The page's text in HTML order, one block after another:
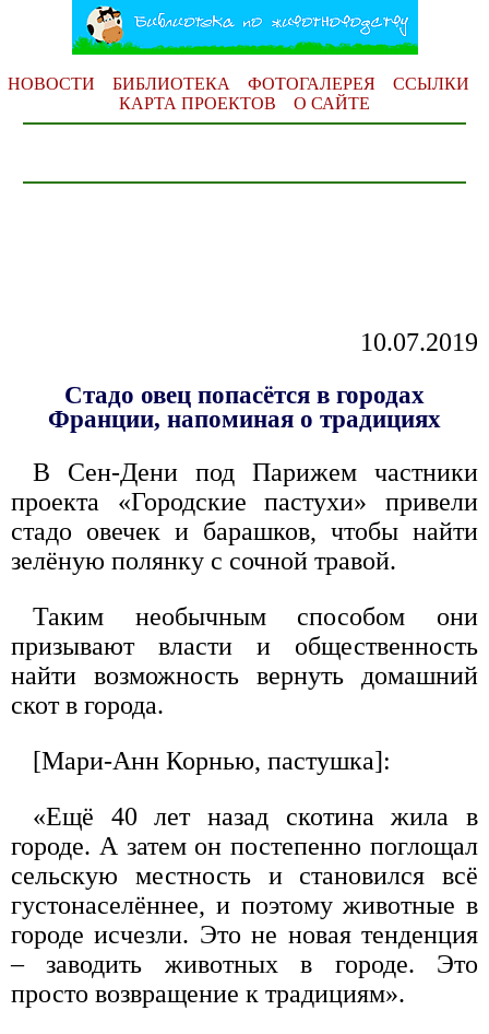
НОВОСТИ БИБЛИОТЕКА ФОТОГАЛЕРЕЯ
ССЫЛКИ
КАРТА ПРОЕКТОВ
О САЙТЕ
10.07.2019
Стадо овец попасётся в городах
Франции, напоминая о традициях
В Сен-Дени под Парижем частники
проекта «Городские пастухи» привели
стадо овечек и барашков, чтобы найти
зелёную полянку с сочной травой.
Таким необычным способом они
призывают власти и общественность
найти возможность вернуть домашний
скот в города.
[Мари-Анн Корнью, пастушка]:
«Ещё 40 лет назад скотина жила в
городе. А затем он постепенно поглощал
сельскую местность и становился всё
густонаселённее, и поэтому животные в
городе исчезли. Это не новая тенденция
– заводить животных в городе. Это
просто возвращение к традициям».